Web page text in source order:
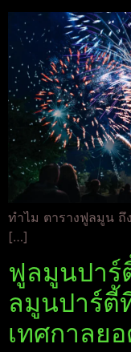
ทำไม ตารางฟูลมูน
[…]
ฟูลมูนปาร์
ลมูนปาร์ตี้
เทศกาลย